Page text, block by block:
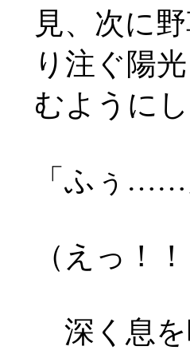
見、次に
り注ぐ陽
むように
「ふぅ ……
（えっ！！
深く息を